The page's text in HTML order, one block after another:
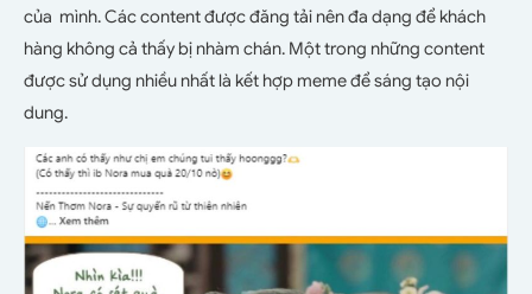
của mình. Các content được đăng tải nên đa dạng để khách
hàng không cả thấy bị nhàm chán. Một trong những content
được sử dụng nhiều nhất là kết hợp meme để sáng tạo nội
dung.